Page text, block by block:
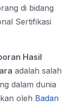
di bidang
Sertifikasi
Hasil
adalah salah
dalam dunia
oleh Badan